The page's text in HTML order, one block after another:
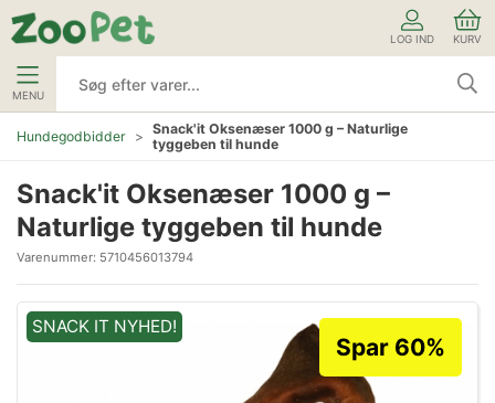
LOG IND KURV
MENU
Hundegodbidder
Snack'it Oksenæser 1000 g – Naturlige
tyggeben til hunde
Snack'it Oksenæser 1000 g –
Naturlige tyggeben til hunde
Varenummer: 5710456013794
SNACK IT NYHED!
Spar 60%